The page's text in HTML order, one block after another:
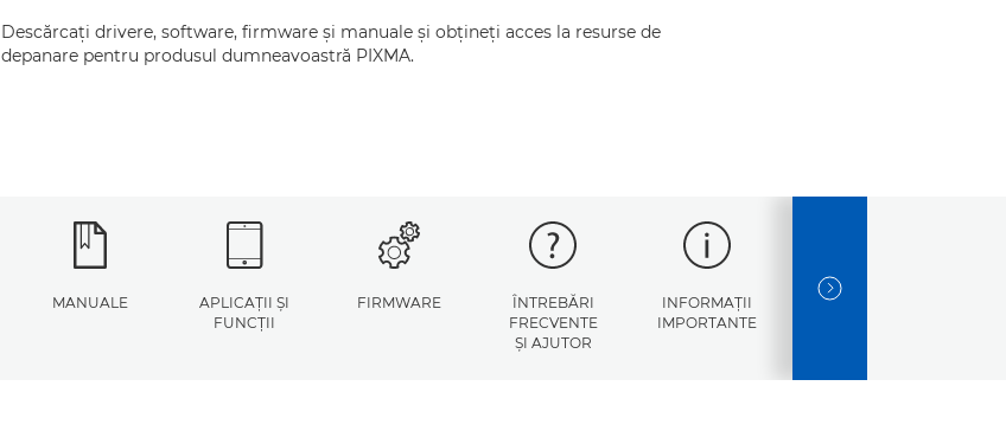
Descărcaţi drivere, software, firmware şi manuale şi obţineţi acces la resurse de
depanare pentru produsul dumneavoastră PIXMA.
MANUALE
APLICAŢII ŞI
FUNCŢII
FIRMWARE
ÎNTREBĂRI
FRECVENTE
ŞI AJUTOR
INFORMAŢII
IMPORTANTE
CODURI DE
NEXT SLIDE